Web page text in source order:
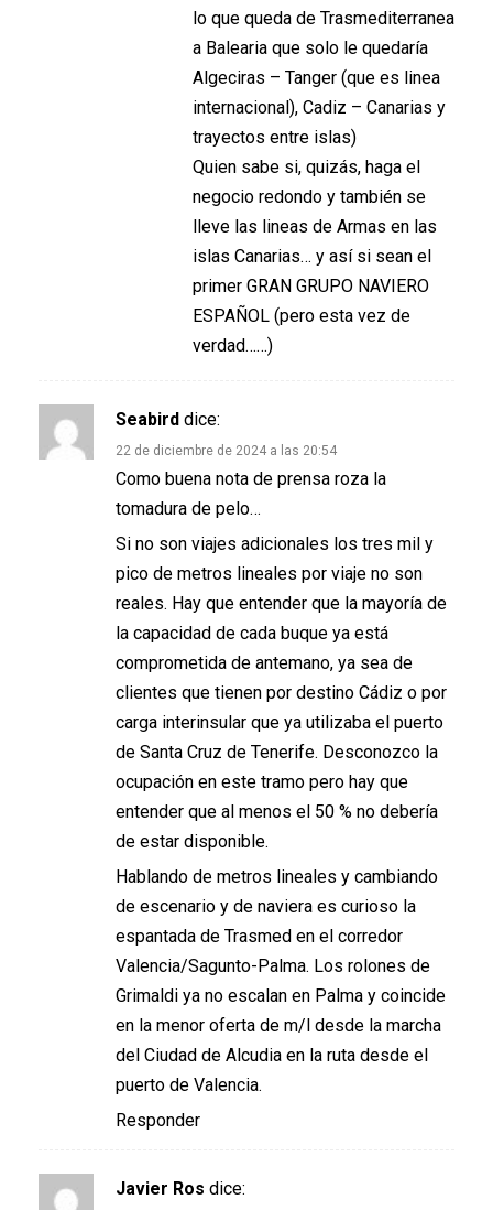
lo que queda de Trasmediterranea
a Balearia que solo le quedaría
Algeciras – Tanger (que es linea
internacional), Cadiz – Canarias y
trayectos entre islas)
Quien sabe si, quizás, haga el
negocio redondo y también se
lleve las lineas de Armas en las
islas Canarias… y así si sean el
primer GRAN GRUPO NAVIERO
ESPAÑOL (pero esta vez de
verdad……)
Seabird dice:
22 de diciembre de 2024 a las 20:54
Como buena nota de prensa roza la
tomadura de pelo…
Si no son viajes adicionales los tres mil y
pico de metros lineales por viaje no son
reales. Hay que entender que la mayoría de
la capacidad de cada buque ya está
comprometida de antemano, ya sea de
clientes que tienen por destino Cádiz o por
carga interinsular que ya utilizaba el puerto
de Santa Cruz de Tenerife. Desconozco la
ocupación en este tramo pero hay que
entender que al menos el 50 % no debería
de estar disponible.
Hablando de metros lineales y cambiando
de escenario y de naviera es curioso la
espantada de Trasmed en el corredor
Valencia/Sagunto-Palma. Los rolones de
Grimaldi ya no escalan en Palma y coincide
en la menor oferta de m/l desde la marcha
del Ciudad de Alcudia en la ruta desde el
puerto de Valencia.
Responder
Javier Ros dice: